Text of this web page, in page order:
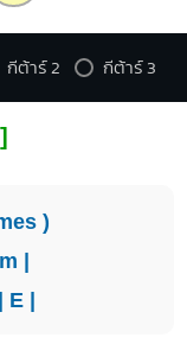
กีต้าร์ 2 กีต้าร์ 3
)
|
| E |